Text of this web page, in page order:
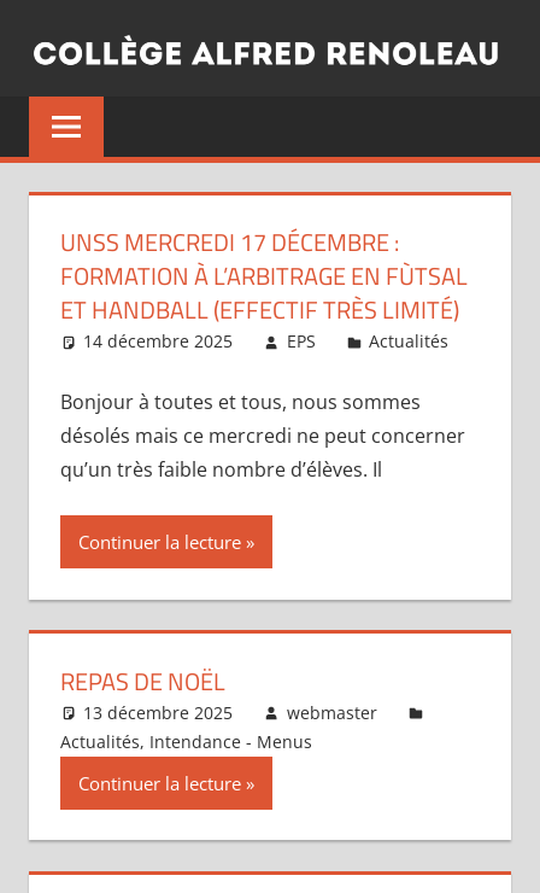
UNSS MERCREDI 17 DÉCEMBRE :
FORMATION À L’ARBITRAGE EN FÙTSAL
ET HANDBALL (EFFECTIF TRÈS LIMITÉ)
14 décembre 2025 EPS Actualités
Bonjour à toutes et tous, nous sommes
désolés mais ce mercredi ne peut concerner
qu’un très faible nombre d’élèves. Il
Continuer la lecture
REPAS DE NOËL
13 décembre 2025
webmaster
Actualités, Intendance - Menus
Continuer la lecture